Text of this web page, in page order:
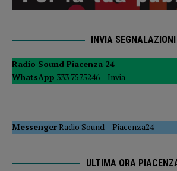
INVIA SEGNALAZIONI
Radio Sound Piacenza 24
WhatsApp 333 7575246 – Invia
MessengerRadio Sound –Piacenza24
ULTIMA ORA